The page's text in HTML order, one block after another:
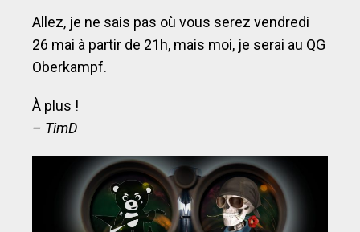
Allez, je ne sais pas où vous serez vendredi
26 mai à partir de 21h, mais moi, je serai au QG
Oberkampf.
À plus !
– TimD